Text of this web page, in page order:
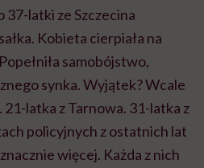
37-latki ze Szczecina
Kobieta cierpiała na
samobójstwo,
synka. Wyjątek? Wcale
latka z Tarnowa. 31-latka z
policyjnych z ostatnich lat
więcej. Każda z nich